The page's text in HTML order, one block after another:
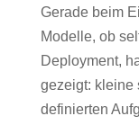
Gerade beim
Modelle, ob
Deployment,
gezeigt: kleine
definierten